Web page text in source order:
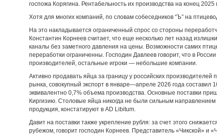
госпожа Корягина. Рентабельность их производства на конец 2025
Хотя для многих компаний, по словам собеседников “Ъ” на
На это накладывается ограниченный спрос со стороны
Константин Корнеев считает, что еще несколько лет назад
каналы без заметного давления на цены. Возможности самих
переработки ограниченны. Господин Давлеев говорит, что в
производителей, остальные игроки — небольшие компании.
Активно продавать яйца за границу у российских производителей
рынка, совокупный экспорт в январе—апреле 2026 года составил
эквивалентно 0,7% объема производства. Основные поставки
Киргизию. Столовые яйца никогда не были сильным направлением
продукция, констатируют в AD Libitum.
Давит на поставки также укрепление рубля: за счет этого
рубежом, говорит господин Корнеев. Представитель «Чикской» и